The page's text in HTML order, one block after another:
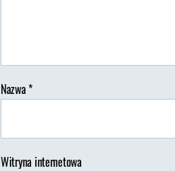
Nazwa*
Witryna internetowa